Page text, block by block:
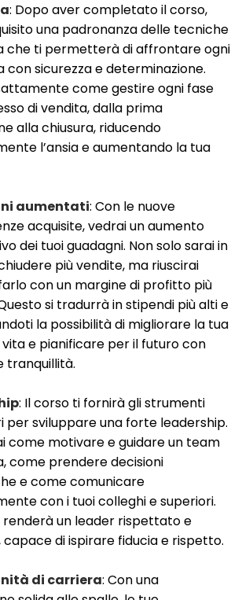
: Dopo aver completato il corso,
una padronanza delle tecniche
che ti permetterà di affrontare ogni
sicurezza e determinazione.
come gestire ogni fase
di vendita, dalla prima
alla chiusura, riducendo
l’ansia e aumentando la tua
aumentati: Con le nuove
acquisite, vedrai un aumento
dei tuoi guadagni. Non solo sarai in
più vendite, ma riuscirai
con un margine di profitto più
si tradurrà in stipendi più alti e
la possibilità di migliorare la tua
e pianificare per il futuro con
tranquillità.
: Il corso ti fornirà gli strumenti
per sviluppare una forte leadership.
come motivare e guidare un team
come prendere decisioni
e come comunicare
con i tuoi colleghi e superiori.
renderà un leader rispettato e
capace di ispirare fiducia e rispetto.
di carriera: Con una